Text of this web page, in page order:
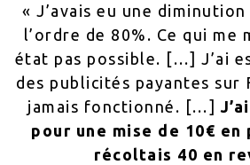
« J’avais eu une diminution
l’ordre de 80%. Ce qui me
état pas possible. […] J’ai
des publicités payantes sur
jamais fonctionné. […]
pour une mise de 10€ en
récoltais 40 en